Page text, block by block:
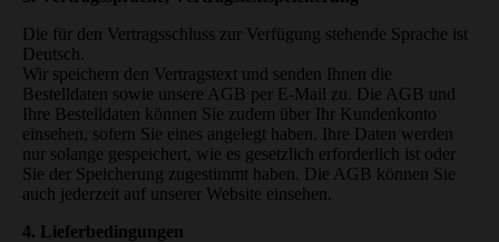
Die für den Vertragsschluss zur Verfügung stehende Sprache ist
Deutsch.
Wir speichern den Vertragstext und senden Ihnen die
Bestelldaten sowie unsere AGB per E-Mail zu. Die AGB und
Ihre Bestelldaten können Sie zudem über Ihr Kundenkonto
einsehen, sofern Sie eines angelegt haben. Ihre Daten werden
nur solange gespeichert, wie es gesetzlich erforderlich ist oder
Sie der Speicherung zugestimmt haben. Die AGB können Sie
auch jederzeit auf unserer Website einsehen.
4. Lieferbedingungen